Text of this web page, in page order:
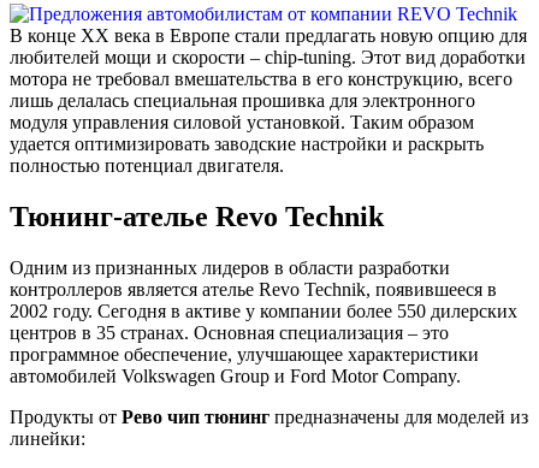
В конце XX века в Европе стали предлагать новую опцию для
любителей мощи и скорости – chip-tuning. Этот вид доработки
мотора не требовал вмешательства в его конструкцию, всего
лишь делалась специальная прошивка для электронного
модуля управления силовой установкой. Таким образом
удается оптимизировать заводские настройки и раскрыть
полностью потенциал двигателя.
Тюнинг-ателье Revo Technik
Одним из признанных лидеров в области разработки
контроллеров является ателье Revo Technik, появившееся в
2002 году. Сегодня в активе у компании более 550 дилерских
центров в 35 странах. Основная специализация – это
программное обеспечение, улучшающее характеристики
автомобилей Volkswagen Group и Ford Motor Company.
Продукты от Рево чип тюнинг предназначены для моделей из
линейки: